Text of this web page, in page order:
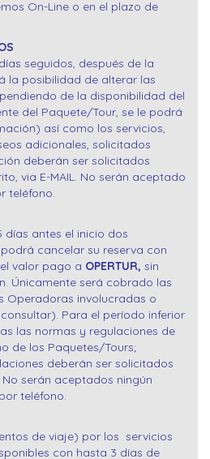
On-Line o en el plazo de
seguidos, después de la
la posibilidad de alterar las
de la disponibilidad del
del Paquete/Tour, se le podrá
así como los servicios,
adicionales, solicitados
deberán ser solicitados
via E-MAIL. No serán aceptado
teléfono.
días antes el inicio dos
cancelar su reserva con
valor pago a OPERTUR, sin
Únicamente será cobrado las
Operadoras involucradas o
Para el período inferior
las normas y regulaciones de
de los Paquetes/Tours;
deberán ser solicitados
serán aceptados ningún
teléfono.
de viaje) por los servicios
con hasta 3 días de